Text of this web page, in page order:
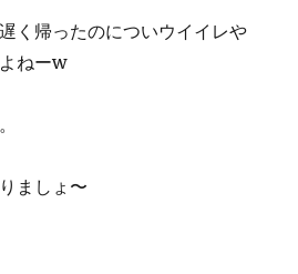
く帰ったのについウイイレや
ねーw
ましょ〜